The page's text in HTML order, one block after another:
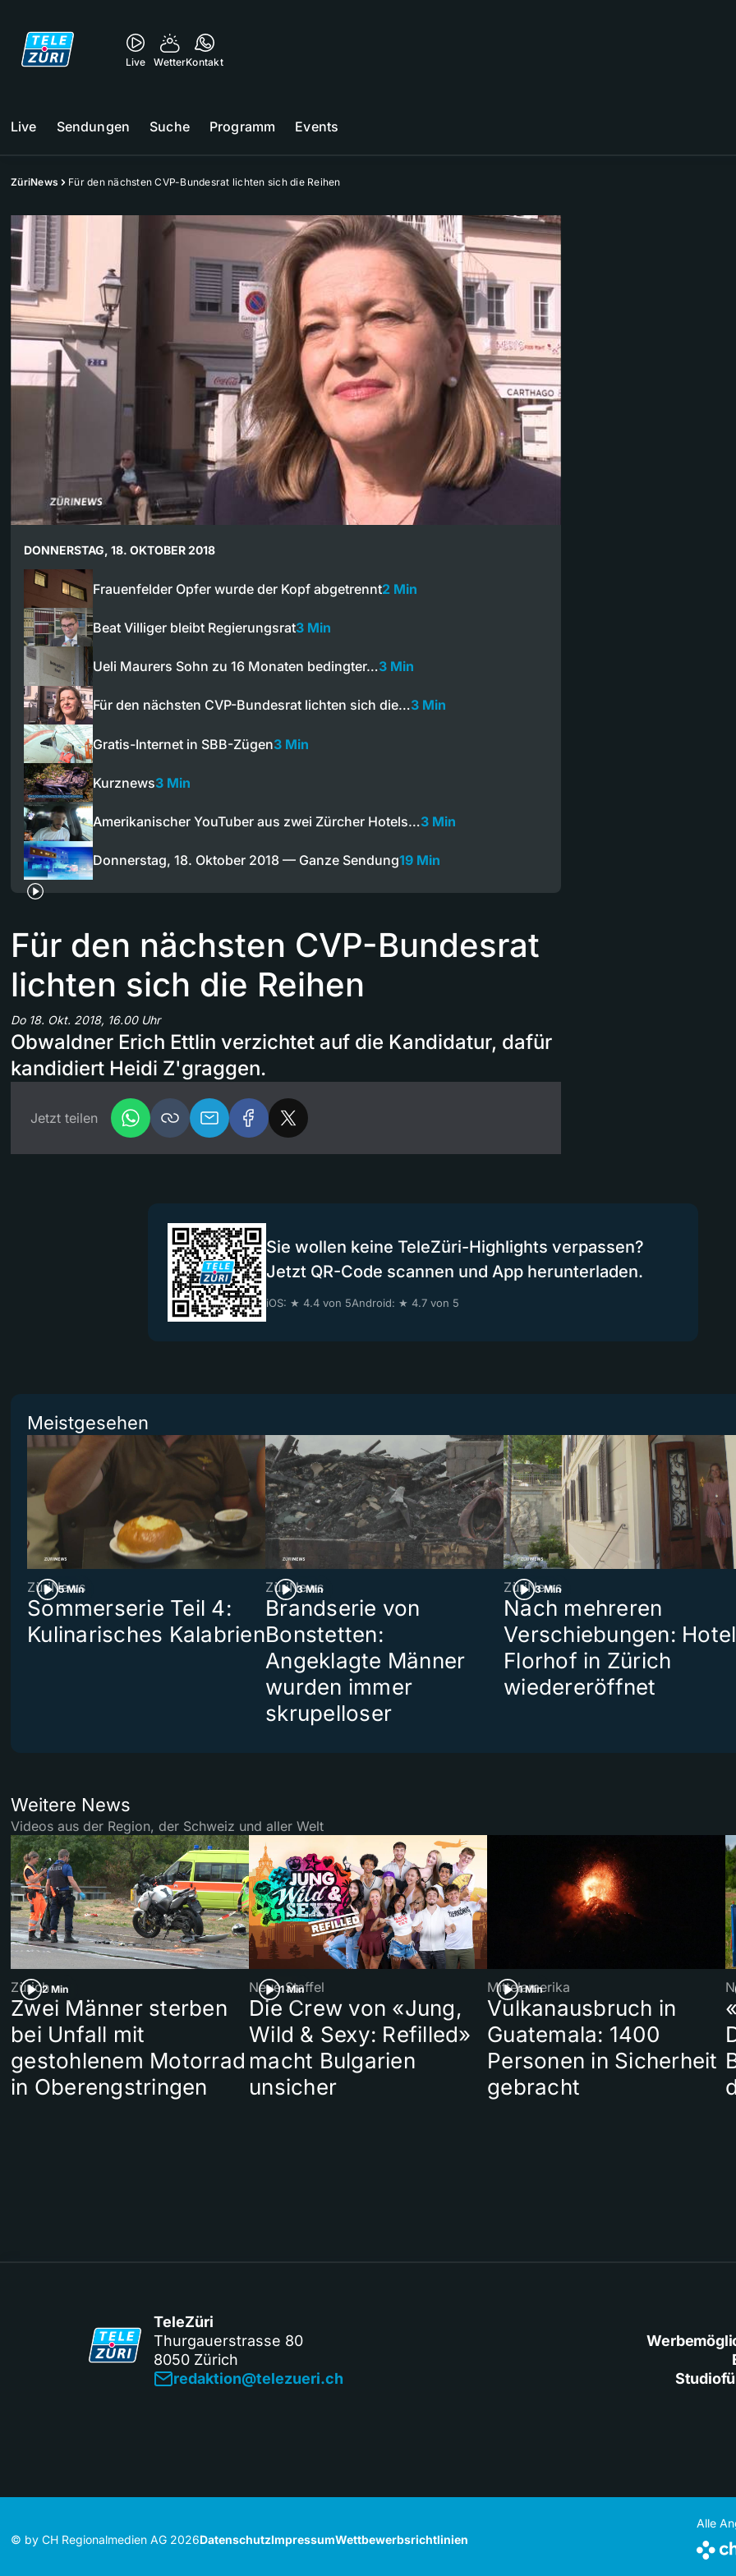
Live WetterKontakt
Live Sendungen Suche Programm Events
ZüriNews Für den nächsten CVP-Bundesrat lichten sich die Reihen
DONNERSTAG, 18. OKTOBER 2018
Frauenfelder Opfer wurde der Kopf abgetrennt2 Min
Beat Villiger bleibt Regierungsrat3 Min
Ueli Maurers Sohn zu 16 Monaten bedingter…3 Min
Für den nächsten CVP-Bundesrat lichten sich die…3 Min
Gratis-Internet in SBB-Zügen3 Min
Kurznews3 Min
Amerikanischer YouTuber aus zwei Zürcher Hotels…3 Min
Donnerstag, 18. Oktober 2018 — Ganze Sendung19 Min
Für den nächsten CVP-Bundesrat
lichten sich die Reihen
Do 18. Okt. 2018, 16.00 Uhr
Obwaldner Erich Ettlin verzichtet auf die Kandidatur, dafür
kandidiert Heidi Z'graggen.
Jetzt teilen
Sie wollen keine TeleZüri-Highlights verpassen?
Jetzt QR-Code scannen und App herunterladen.
iOS: ★ 4.4 von 5Android: ★ 4.7 von 5
Meistgesehen
5 Min
ZüriNews
Sommerserie Teil 4:
Kulinarisches Kalabrien
3 Min
ZüriNews
Brandserie von
Bonstetten:
Angeklagte Männer
wurden immer
skrupelloser
3 Min
ZüriNews
Nach mehreren
Verschiebungen: Hotel
Florhof in Zürich
wiedereröffnet
Weitere News
Videos aus der Region, der Schweiz und aller Welt
2 Min
Zürich
Zwei Männer sterben
bei Unfall mit
gestohlenem Motorrad
in Oberengstringen
1 Min
Neue Staffel
Die Crew von «Jung,
Wild & Sexy: Refilled»
macht Bulgarien
unsicher
1 Min
Mittelamerika
Vulkanausbruch in
Guatemala: 1400
Personen in Sicherheit
gebracht
TeleZüri
Thurgauerstrasse 80
8050 Zürich
redaktion@telezueri.ch
© by CH Regionalmedien AG 2026DatenschutzImpressumWettbewerbsrichtlinien
Alle